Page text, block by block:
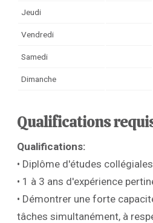
Jeudi
Vendredi
Samedi
Dimanche
Qualifications
Qualifications:
• Diplôme d'études collégiales
• 1 à 3 ans d'expérience
• Démontrer une forte
tâches simultanément, à